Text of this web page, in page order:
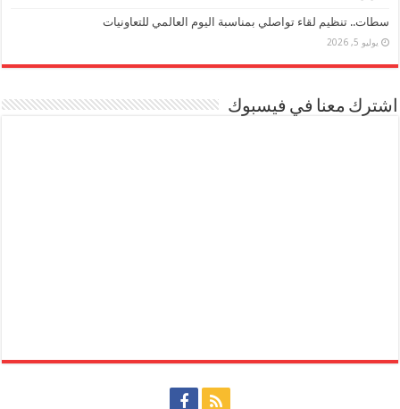
سطات.. تنظيم لقاء تواصلي بمناسبة اليوم العالمي للتعاونيات
يوليو 5, 2026
اشترك معنا في فيسبوك